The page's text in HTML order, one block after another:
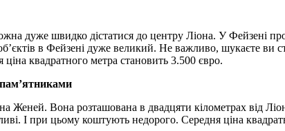
дуже швидко дістатися до центру Ліона. У Фейзені
в Фейзені дуже великий. Не важливо, шукаєте ви
квадратного метра становить 3.500 євро.
Женей. Вона розташована в двадцяти кілометрах від
І при цьому коштують недорого. Середня ціна